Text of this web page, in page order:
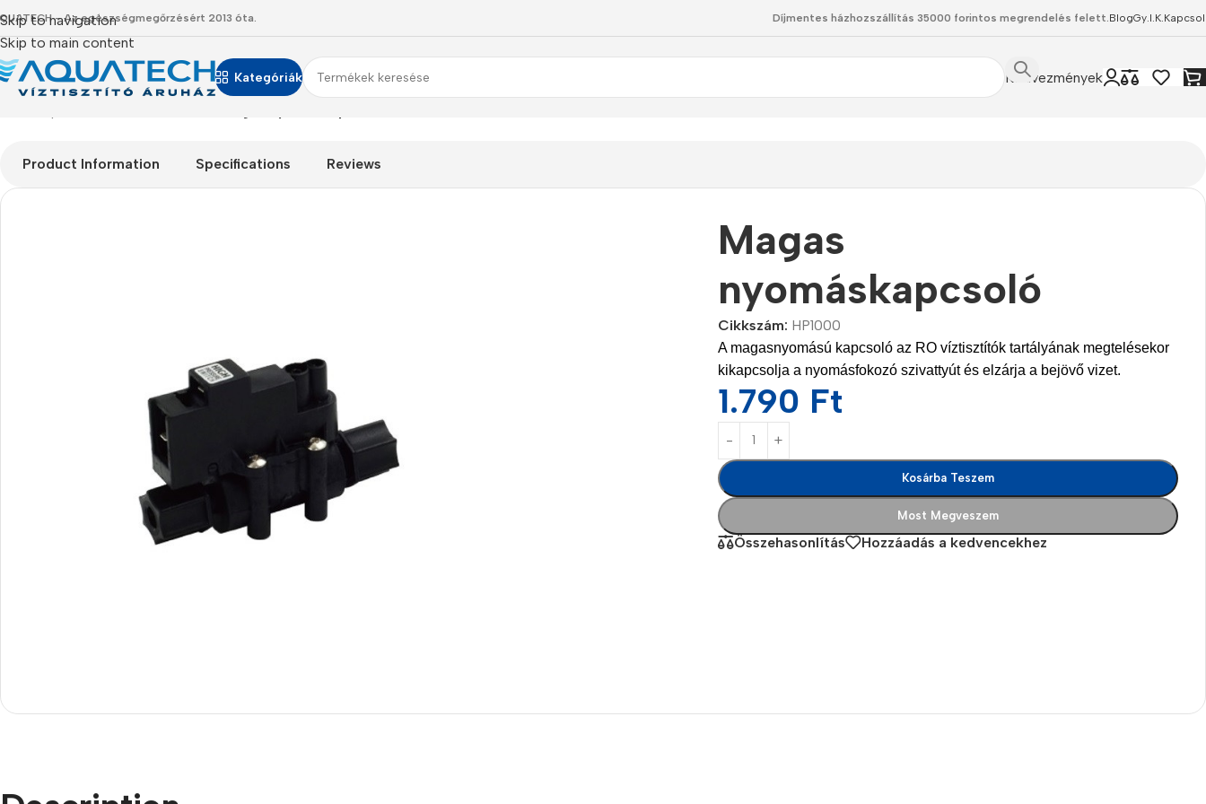
Skip to navigation
Skip to main content
- Az egészségmegőrzésért 2013 óta. Díjmentes házhozszállítás 35000 forintos megrendelés felett.BlogGy.I.K.
Kategóriák
Kedvezmények
Product Information Specifications Reviews
Magas
nyomáskapcsoló
Cikkszám: HP1000
A magasnyomású kapcsoló az RO víztisztítók tartályának megtelésekor
kikapcsolja a nyomásfokozó szivattyút és elzárja a bejövő vizet.
1.790 Ft
Kosárba Teszem
Most Megveszem
Összehasonlítás Hozzáadás a kedvencekhez